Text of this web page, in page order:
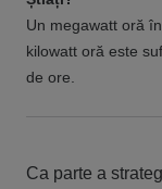
Un megawatt oră
kilowatt oră este
de ore.
Ca parte a